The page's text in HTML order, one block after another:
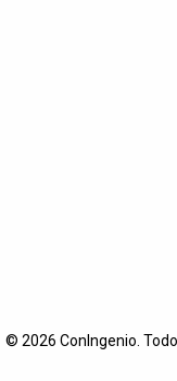
© 2026 ConIngenio .